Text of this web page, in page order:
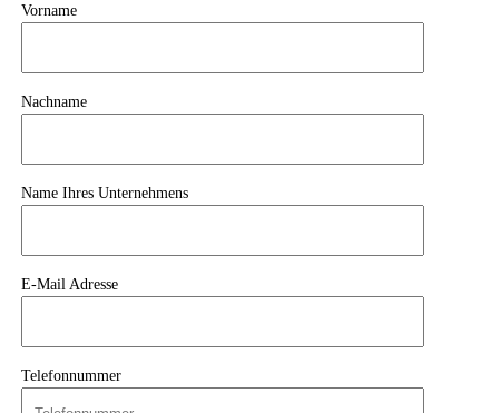
Vorname
Nachname
Name Ihres Unternehmens
E-Mail Adresse
Telefonnummer